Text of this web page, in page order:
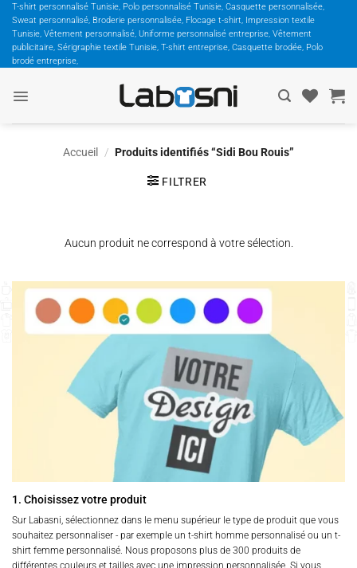
Passer
contenu
T-shirt personnalisé Tunisie, Polo personnalisé Tunisie, Casquette personnalisée,
Sweat personnalisé, Broderie personnalisée, Flocage t-shirt, Impression textile
Tunisie, Vêtement personnalisé, Uniforme personnalisé entreprise, Vêtement
publicitaire, Sérigraphie textile Tunisie, T-shirt entreprise, Casquette brodée, Polo
brodé entreprise,
Accueil / Produits identifiés “Sidi Bou Rouis”
FILTRER
Aucun produit ne correspond à votre sélection.
1. Choisissez votre produit
Sur Labasni, sélectionnez dans le menu supérieur le type de produit que vous
souhaitez personnaliser - par exemple un t-shirt homme personnalisé ou un t-
shirt femme personnalisé. Nous proposons plus de 300 produits de